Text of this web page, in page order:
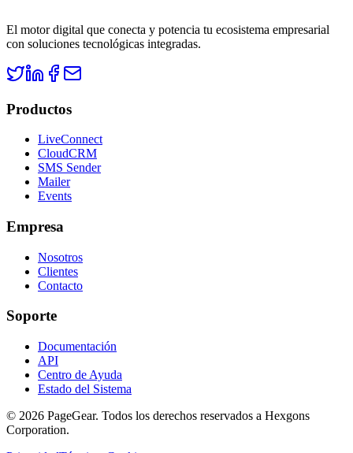
El motor digital que conecta y potencia tu ecosistema empresarial
con soluciones tecnológicas integradas.
Productos
LiveConnect
CloudCRM
SMS Sender
Mailer
Events
Empresa
Nosotros
Clientes
Contacto
Soporte
Documentación
API
Centro de Ayuda
Estado del Sistema
© 2026 PageGear. Todos los derechos reservados a Hexgons
Corporation.